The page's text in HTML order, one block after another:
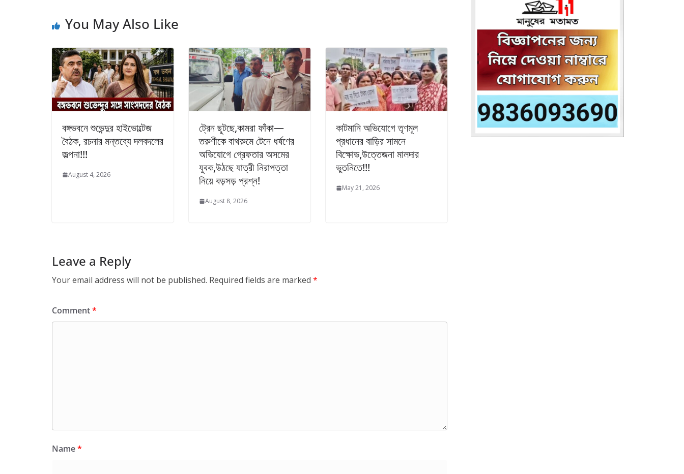
You May Also Like
বঙ্গভবনে শুভেন্দুর হাইভোল্টেজ
বৈঠক, রচনার মন্তব্যে দলবদলের
জল্পনা!!!
August 4, 2026
ট্রেন ছুটছে,কামরা ফাঁকা—
তরুণীকে বাথরুমে টেনে ধর্ষণের
অভিযোগে গ্রেফতার অসমের
যুবক,উঠছে যাত্রী নিরাপত্তা
নিয়ে বড়সড় প্রশ্ন!
August 8, 2026
কাটমানি অভিযোগে তৃণমূল
প্রধানের বাড়ির সামনে
বিক্ষোভ,উত্তেজনা মালদার
ভুতনিতে!!!
May 21, 2026
Leave a Reply
Your email address will not be published. Required fields are marked *
Comment*
Name*